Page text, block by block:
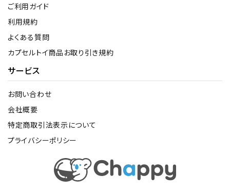
ご利用ガイド
利用規約
よくある質問
カプセルトイ商品お取り引き規約
サービス
お問い合わせ
会社概要
特定商取引法表示について
プライバシーポリシー